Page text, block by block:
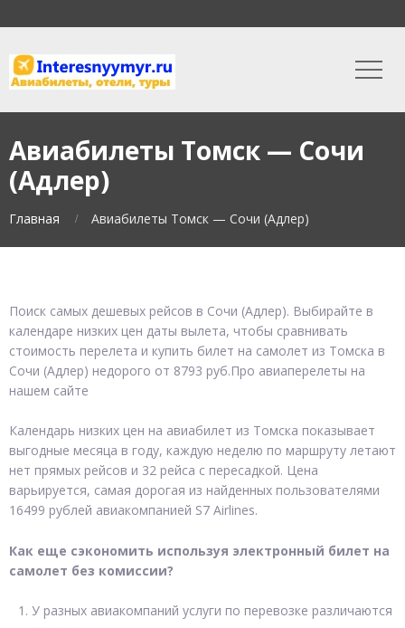
Авиабилеты Томск — Сочи
(Адлер)
Главная Авиабилеты Томск — Сочи (Адлер)
Поиск самых дешевых рейсов в Сочи (Адлер). Выбирайте в
календаре низких цен даты вылета, чтобы сравнивать
стоимость перелета и купить билет на самолет из Томска в
Сочи (Адлер) недорого от 8793 руб.Про авиаперелеты на
нашем сайте
Календарь низких цен на авиабилет из Томска показывает
выгодные месяца в году, каждую неделю по маршруту летают
нет прямых рейсов и 32 рейса с пересадкой. Цена
варьируется, самая дорогая из найденных пользователями
16499 рублей авиакомпанией S7 Airlines.
Как еще сэкономить используя электронный билет на
самолет без комиссии?
У разных авиакомпаний услуги по перевозке различаются